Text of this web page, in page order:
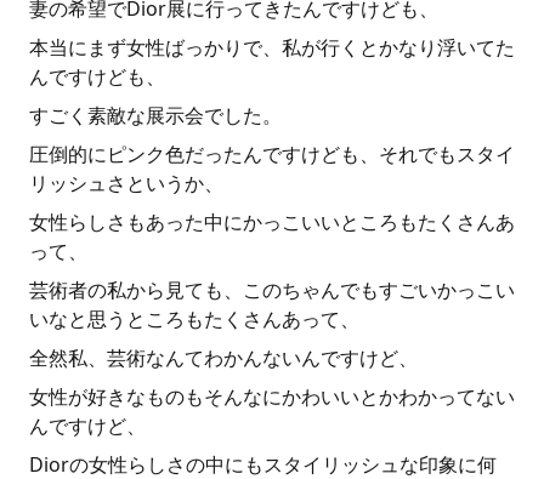
妻の希望でDior展に行ってきたんですけども、
本当にまず女性ばっかりで、私が行くとかなり浮いてた
んですけども、
すごく素敵な展示会でした。
圧倒的にピンク色だったんですけども、それでもスタイ
リッシュさというか、
女性らしさもあった中にかっこいいところもたくさんあ
って、
芸術者の私から見ても、このちゃんでもすごいかっこい
いなと思うところもたくさんあって、
全然私、芸術なんてわかんないんですけど、
女性が好きなものもそんなにかわいいとかわかってない
んですけど、
Diorの女性らしさの中にもスタイリッシュな印象に何